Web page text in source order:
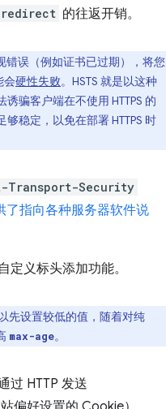
的往返开销。
错误（例如证书已过期），将您
会硬性失败。HSTS 就是以这种
骗客户端在不使用 HTTPS 的
稳定，以免在部署 HTTPS 时
Security
了指向各种服务器软件说
定义标头添加功能。
先设置较低的值，随着对纯
max-age。
过 HTTP 发送